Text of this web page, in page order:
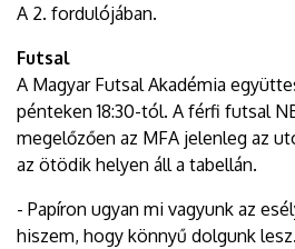
A 2. fordulójában.
Futsal
A Magyar Futsal Akadémia
pénteken 18:30-tól. A férfi futsal
megelőzően az MFA jelenleg az
az ötödik helyen áll a tabellán.
- Papíron ugyan mi vagyunk az
hiszem, hogy könnyű dolgunk